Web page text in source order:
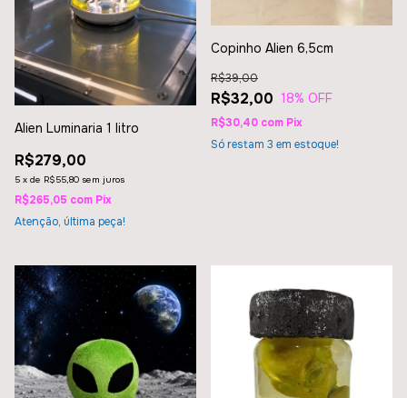
Alien Luminaria 1 litro
R$279,00
5 x de R$55,80 sem juros
R$265,05 com Pix
Atenção, última peça!
Copinho Alien 6,5cm
R$32,00
R$39,00
18% OFF
R$30,40 com Pix
Só restam 3 em estoque!